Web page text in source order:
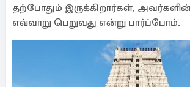
தற்போதும் இருக்கிறார்கள்,
எவ்வாறு பெறுவது என்று பார்ப்போம்.